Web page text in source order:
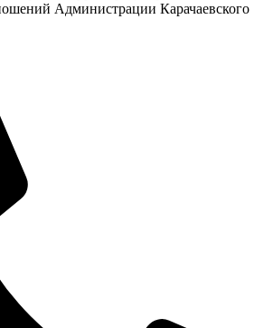
Администрации Карачаевского